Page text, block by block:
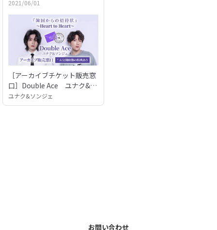
2021/06/01
［アーカイブチケット販売窓
口］Double Ace ユナク&ソ
ンジェ 「韓国からの招待状」
~Heart to Heart~
ユナク&ソンジェ
お問い合わせ